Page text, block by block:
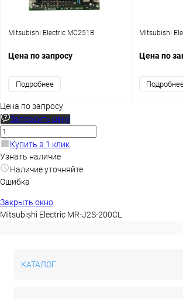
Mitsubishi Electric MC251B
Цена по запросу
Подробнее
Mitsubishi
Цена по
Цена по запросу
Запросить цену
Купить в 1 клик
Узнать наличие
Наличие уточняйте
Ошибка
Закрыть окно
Mitsubishi Electric MR-J2S-200CL
КАТАЛОГ